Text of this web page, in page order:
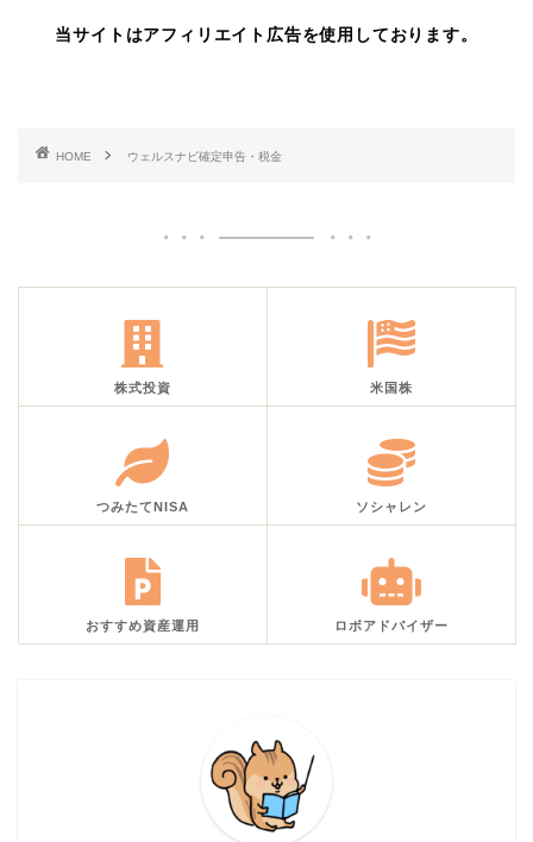
当サイトはアフィリエイト広告を使用しております。
HOME ウェルスナビ確定申告・税金
株式投資 米国株
つみたてNISA ソシャレン
おすすめ資産運用 ロボアドバイザー